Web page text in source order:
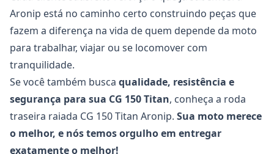
Aronip está no caminho certo construindo peças que
fazem a diferença na vida de quem depende da moto
para trabalhar, viajar ou se locomover com
tranquilidade.
Se você também busca qualidade, resistência e
segurança para sua CG 150 Titan, conheça a roda
traseira raiada CG 150 Titan Aronip. Sua moto merece
o melhor, e nós temos orgulho em entregar
exatamente o melhor!